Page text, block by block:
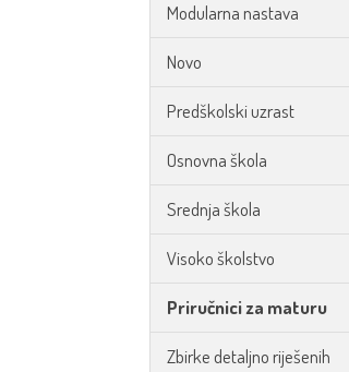
Modularna nastava
Novo
Predškolski uzrast
Osnovna škola
Srednja škola
Visoko školstvo
Priručnici za maturu
Zbirke detaljno riješenih